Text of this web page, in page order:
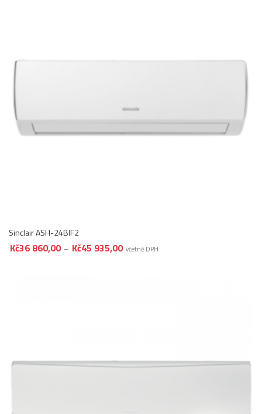
Sinclair ASH-24BIF2
Kč36 860,00 – Kč45 935,00 Rozpětí cen: Kč36 860,00 až Kč45
včetně DPH